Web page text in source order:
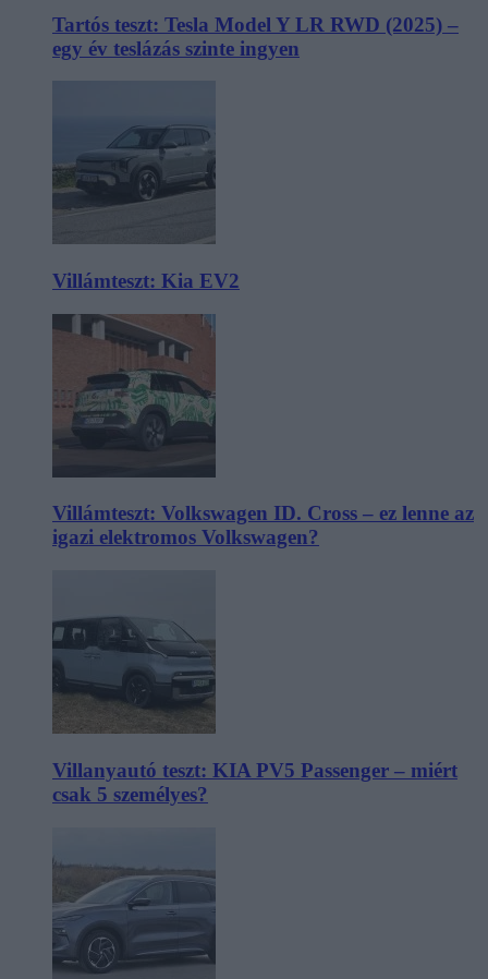
Tartós teszt: Tesla Model Y LR RWD (2025) –
egy év teslázás szinte ingyen
Villámteszt: Kia EV2
Villámteszt: Volkswagen ID. Cross – ez lenne az
igazi elektromos Volkswagen?
Villanyautó teszt: KIA PV5 Passenger – miért
csak 5 személyes?